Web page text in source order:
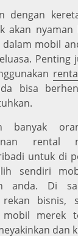
dengan
akan nyaman
mobil
Penting
bisa
banyak
rental
untuk di
sendiri
anda. Di
bisnis,
mobil merek
dan